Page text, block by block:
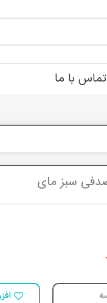
تماس با ما
سبز مای